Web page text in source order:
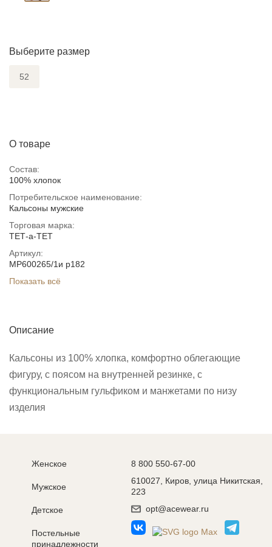
Выберите размер
52
О товаре
Состав:
100% хлопок
Потребительское наименование:
Кальсоны мужские
Торговая марка:
ТЕТ-а-ТЕТ
Артикул:
MP600265/1и р182
Показать всё
Описание
Кальсоны из 100% хлопка, комфортно облегающие
фигуру, с поясом на внутренней резинке, с
функциональным гульфиком и манжетами по низу
изделия
Женское
Мужское
Детское
Постельные
принадлежности
8 800 550-67-00
610027, Киров, улица Никитская,
223
opt@acewear.ru